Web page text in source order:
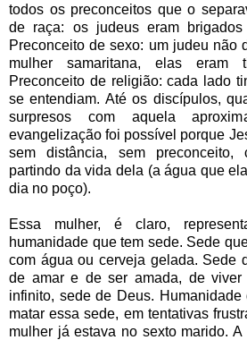
todos os preconceitos que o
de raça: os judeus eram brigados
Preconceito de sexo: um judeu não
mulher samaritana, elas eram
Preconceito de religião: cada lado
se entendiam. Até os discípulos,
surpresos com aquela
evangelização foi possível porque
sem distância, sem
partindo da vida dela (a água que
dia no poço).
Essa mulher, é claro,
humanidade que tem sede. Sede
com água ou cerveja gelada. Sede
de amar e de ser amada, de viver
infinito, sede de Deus.
matar essa sede, em tentativas
mulher já estava no sexto marido.